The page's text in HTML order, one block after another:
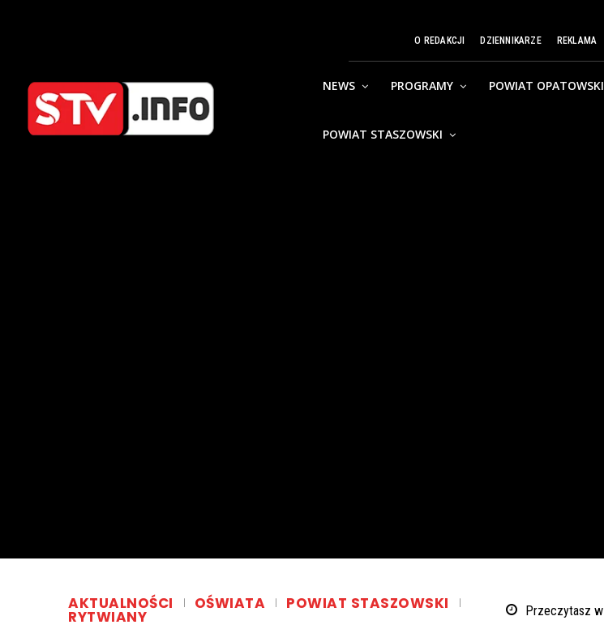
O REDAKCJI DZIENNIKARZE REKLAMA
NEWS PROGRAMY POWIAT OPATOWSKI
POWIAT STASZOWSKI
AKTUALNOŚCI OŚWIATA POWIAT STASZOWSKI
RYTWIANY Przeczytasz w